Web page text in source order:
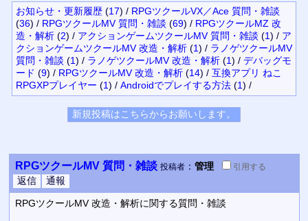
お知らせ・更新履歴 (17) / RPGツクールVX／Ace 質問・雑談
(36) / RPGツクールMV 質問・雑談 (69) / RPGツクールMZ 改
造・解析 (2) / アクションゲームツクールMV 質問・雑談 (1) / ア
クションゲームツクールMV 改造・解析 (1) / ラノゲツクールMV
質問・雑談 (1) / ラノゲツクールMV 改造・解析 (1) / デバッグモ
ード (9) / RPGツクールMV 改造・解析 (14) / 互換アプリ ねこ
RPGXPプレイヤー (1) / Androidでプレイする方法 (1) /
RPGツクールMV 質問・雑談 投稿者： 管理 引用する
RPGツクールMV 改造・解析に関する質問・雑談